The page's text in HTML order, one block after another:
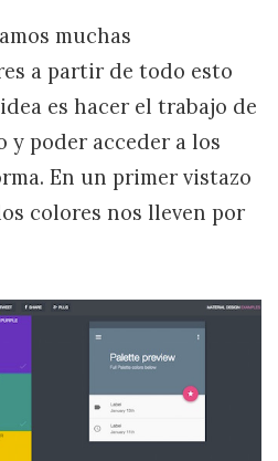
muchas
a partir de todo esto
es hacer el trabajo de
y poder acceder a los
En un primer vistazo
colores nos lleven por